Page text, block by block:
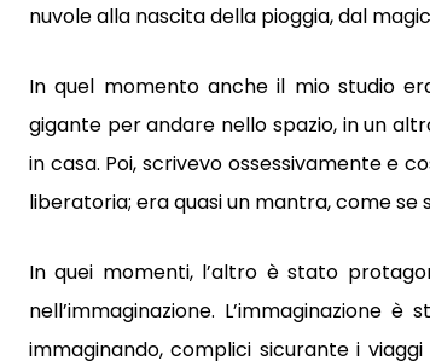
nuvole alla nascita della pioggia, dal
In quel momento anche il mio studio
gigante per andare nello spazio, in un
in casa. Poi, scrivevo ossessivamente e
liberatoria; era quasi un mantra, come se
In quei momenti, l’altro è stato
nell’immaginazione. L’immaginazione
immaginando, complici sicurante i